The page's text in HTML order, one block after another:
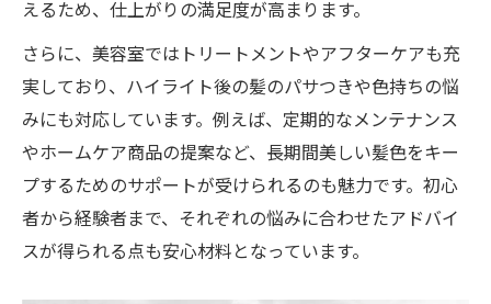
えるため、仕上がりの満足度が高まります。
さらに、美容室ではトリートメントやアフターケアも充
実しており、ハイライト後の髪のパサつきや色持ちの悩
みにも対応しています。例えば、定期的なメンテナンス
やホームケア商品の提案など、長期間美しい髪色をキー
プするためのサポートが受けられるのも魅力です。初心
者から経験者まで、それぞれの悩みに合わせたアドバイ
スが得られる点も安心材料となっています。